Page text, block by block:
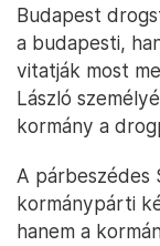
Budapest
a budapesti,
vitatják most
László
kormány a
A párbeszédes
kormánypárti
hanem a